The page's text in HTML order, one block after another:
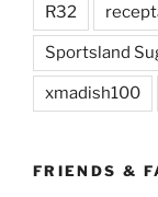
R32
Sportsland
xmadish100
FRIENDS &